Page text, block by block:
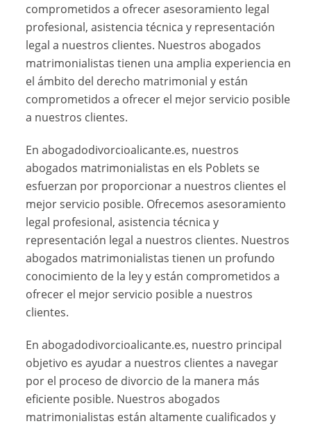
comprometidos a ofrecer asesoramiento legal
profesional, asistencia técnica y representación
legal a nuestros clientes. Nuestros abogados
matrimonialistas tienen una amplia experiencia en
el ámbito del derecho matrimonial y están
comprometidos a ofrecer el mejor servicio posible
a nuestros clientes.
En abogadodivorcioalicante.es, nuestros
abogados matrimonialistas en els Poblets se
esfuerzan por proporcionar a nuestros clientes el
mejor servicio posible. Ofrecemos asesoramiento
legal profesional, asistencia técnica y
representación legal a nuestros clientes. Nuestros
abogados matrimonialistas tienen un profundo
conocimiento de la ley y están comprometidos a
ofrecer el mejor servicio posible a nuestros
clientes.
En abogadodivorcioalicante.es, nuestro principal
objetivo es ayudar a nuestros clientes a navegar
por el proceso de divorcio de la manera más
eficiente posible. Nuestros abogados
matrimonialistas están altamente cualificados y